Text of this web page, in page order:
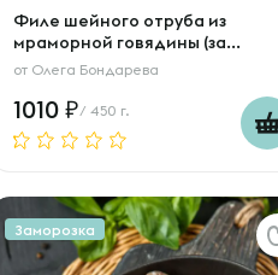
Филе шейного отруба из
мраморной говядины (за...
от Олега Бондарева
1010 / 450 г.
Заморозка